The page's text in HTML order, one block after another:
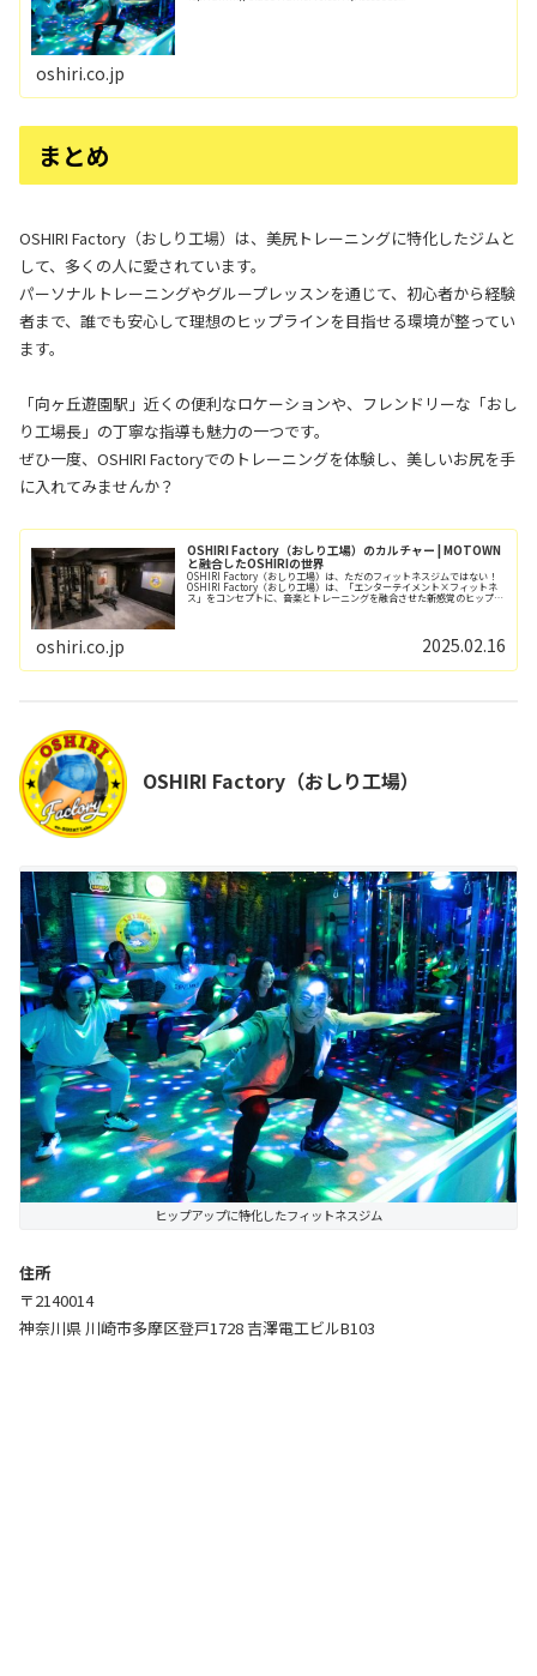
oshiri.co.jp
まとめ
OSHIRI Factory（おしり工場）は、美尻トレーニングに特化したジムと
して、多くの人に愛されています。
パーソナルトレーニングやグループレッスンを通じて、初心者から経験
者まで、誰でも安心して理想のヒップラインを目指せる環境が整ってい
ます。
「向ヶ丘遊園駅」近くの便利なロケーションや、フレンドリーな「おし
り工場長」の丁寧な指導も魅力の一つです。
ぜひ一度、OSHIRI Factoryでのトレーニングを体験し、美しいお尻を手
に入れてみませんか？
OSHIRI Factory（おしり工場）のカルチャー | MOTOWN
と融合したOSHIRIの世界
OSHIRI Factory（おしり工場）は、ただのフィットネスジムではない！
OSHIRI Factory（おしり工場）は、「エンターテイメント×フィットネ
ス」をコンセプトに、音楽とトレーニングを融合させた新感覚のヒップア
oshiri.co.jp 2025.02.16
OSHIRI Factory（おしり工場）
ヒップアップに特化したフィットネスジム
住所
〒2140014
神奈川県 川崎市多摩区登戸1728 吉澤電工ビルB103